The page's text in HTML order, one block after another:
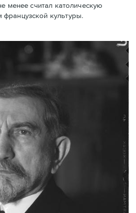
менее считал католическую
культуры.